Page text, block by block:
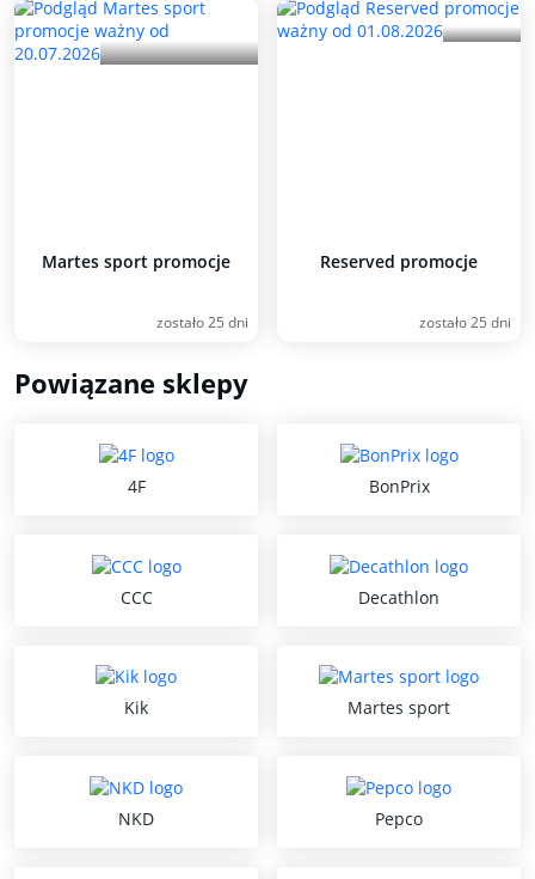
Martes sport promocje
zostało 25 dni
Reserved promocje
zostało 25 dni
Powiązane sklepy
4F BonPrix
CCC Decathlon
Kik Martes sport
NKD Pepco